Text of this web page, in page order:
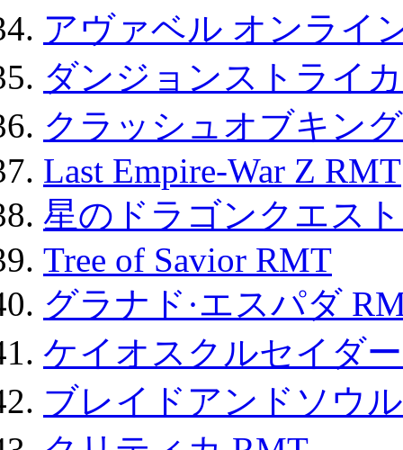
アヴァベル オンライ
ダンジョンストライ
クラッシュオブキン
Last Empire-War Z RMT
星のドラゴンクエス
Tree of Savior RMT
グラナド·エスパダ
ケイオスクルセイダ
ブレイドアンドソウ